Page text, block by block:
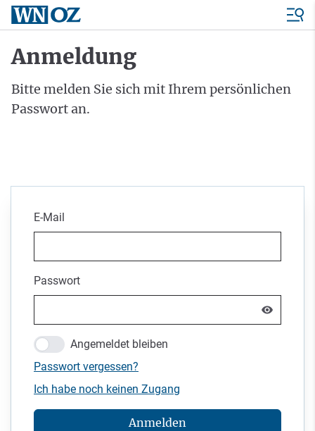
Anmeldung
Bitte melden Sie sich mit Ihrem persönlichen
Passwort an.
E-Mail
Passwort
Angemeldet bleiben
Passwort vergessen?
Ich habe noch keinen Zugang
Anmelden